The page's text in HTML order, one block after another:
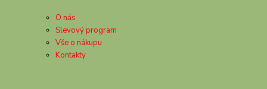
O nás
Slevový program
Vše o nákupu
Kontakty